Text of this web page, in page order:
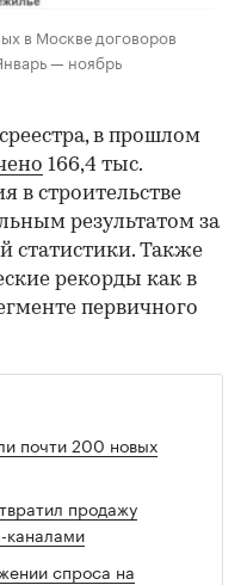
в Москве договоров
— ноябрь
в прошлом
166,4 тыс.
в строительстве
результатом за
статистики. Также
рекорды как в
первичного
почти 200 новых
продажу
каналами
спроса на